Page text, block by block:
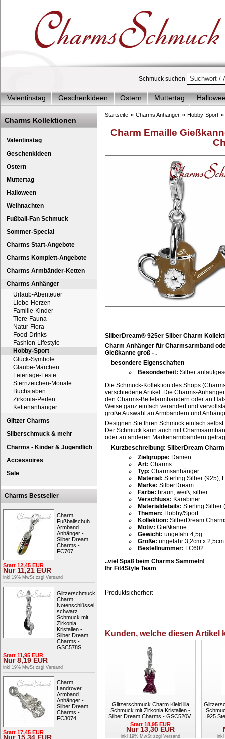
Schmuck suchen
Valentinstag Geschenkideen Ostern Muttertag
Charms Start-Angebote
Charms Komplett-Angebote
Charms
Silberschmuck & mehr
Charms - Kinder & Jugendlich
Charms Kollektionen
Valentinstag
Geschenkideen
Ostern
Muttertag
Halloween
Weihnachten
Fußball-Fan Schmuck
Sommer-Special
Charms Start-Angebote
Charms Komplett-Angebote
Charms Armbänder-Ketten
Charms Anhänger
Urlaub-Abenteuer
Liebe-Herzen
Familie-Kinder
Tiere-Fauna
Natur-Flora
Food-Drinks
Fashion-Lifestyle
Hobby-Sport
Glück-Symbole
Glaube-Märchen
Feiertage-Feste
Sternzeichen-Monate
Buchstaben
Zirkonia-Perlen
Kettenanhänger
Glitzer Charms
Silberschmuck & mehr
Charms - Kinder & Jugendlich
Accessoires
Sale
Charms Bestseller
Charm
Fußballschuh
Armband
Anhänger -
Silber Dream
Charms -
FC707
Statt12,45EUR
Nur 11,21 EUR
inkl 19% MwSt zzgl Versand
Glitzerschmuck
Charm
Notenschlüssel
schwarz
Schmuck mit
Zirkonia
Kristallen -
Silber Dream
Charms -
GSC578S
Statt11,95EUR
Nur8,19EUR
inkl 19% MwSt zzgl Versand
Charm
Landrover
Armband
Anhänger -
Silber Dream
Charms -
FC3074
Statt17,45EUR
Startseite » Charms Anhänger » Hobby-Sport
Charm Emaille
SilberDream® 925er Silber Charm
Charm Anhänger für Charmsarmband
Gießkanne groß - .
besondere Eigenschaften
Besonderheit: Silber
Die Schmuck-Kollektion des Shops
verschiedene Artikel. Die Charms-
den Charms-Bettelarmbändern oder an
Weise ganz einfach verändert und
große Auswahl an Armbändern und
Designen Sie Ihren Schmuck einfach
Der Schmuck kann auch mit
oder an anderen Markenarmbändern
Kurzbeschreibung: SilberDream
Zielgruppe: Damen
Art: Charms
Typ: Charmsanhänger
Material: Sterling Silber (925),
Marke: SilberDream
Farbe: braun, weiß, silber
Verschluss: Karabiner
Materialdetails: Sterling Silber
Themen: Hobby/Sport
Kollektion: SilberDream
Motiv: Gießkanne
Gewicht: ungefähr 4,5g
Größe: ungefähr 3,2cm x 2,5cm
Bestellnummer: FC602
..viel Spaß beim Charms Sammeln!
Ihr Fit4Style Team
Produktsicherheit
Kunden, welche diesen Artikel
Glitzerschmuck Charm Kleid lila
Schmuck mit Zirkonia Kristallen -
Silber Dream Charms - GSC520V
Statt18,95EUR
Nur13,30 EUR
inkl 19% MwSt zzgl Versand
925